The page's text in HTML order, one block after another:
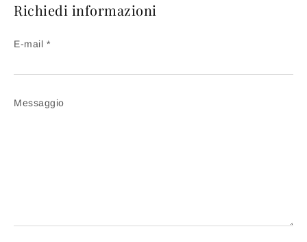
Richiedi informazioni
E-mail *
Messaggio